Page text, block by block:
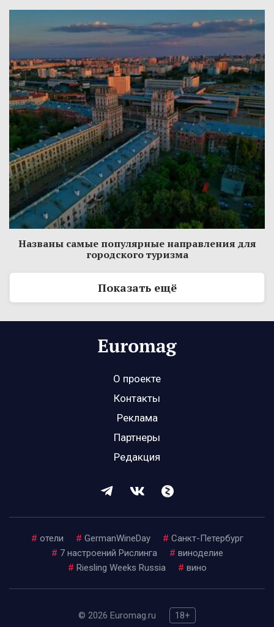
Названы самые популярные направления для
городского туризма
Показать ещё
О проекте
Контакты
Реклама
Партнеры
Редакция
# отели # GermanWineDay # Санкт-Петербург
# 7 настроений Рислинга # виноделие
# Riesling Weeks Russia # вино
© 2026 Euromag.ru 18+